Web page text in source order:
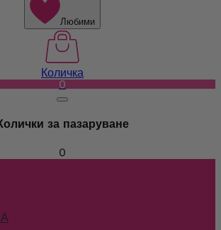
Любими
Количка
0
за пазаруване
0